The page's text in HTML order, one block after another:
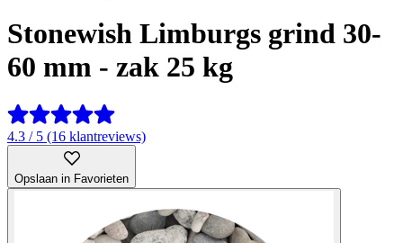
Stonewish Limburgs grind 30-
60 mm - zak 25 kg
4.3 / 5 (16 klantreviews)
Opslaan in Favorieten